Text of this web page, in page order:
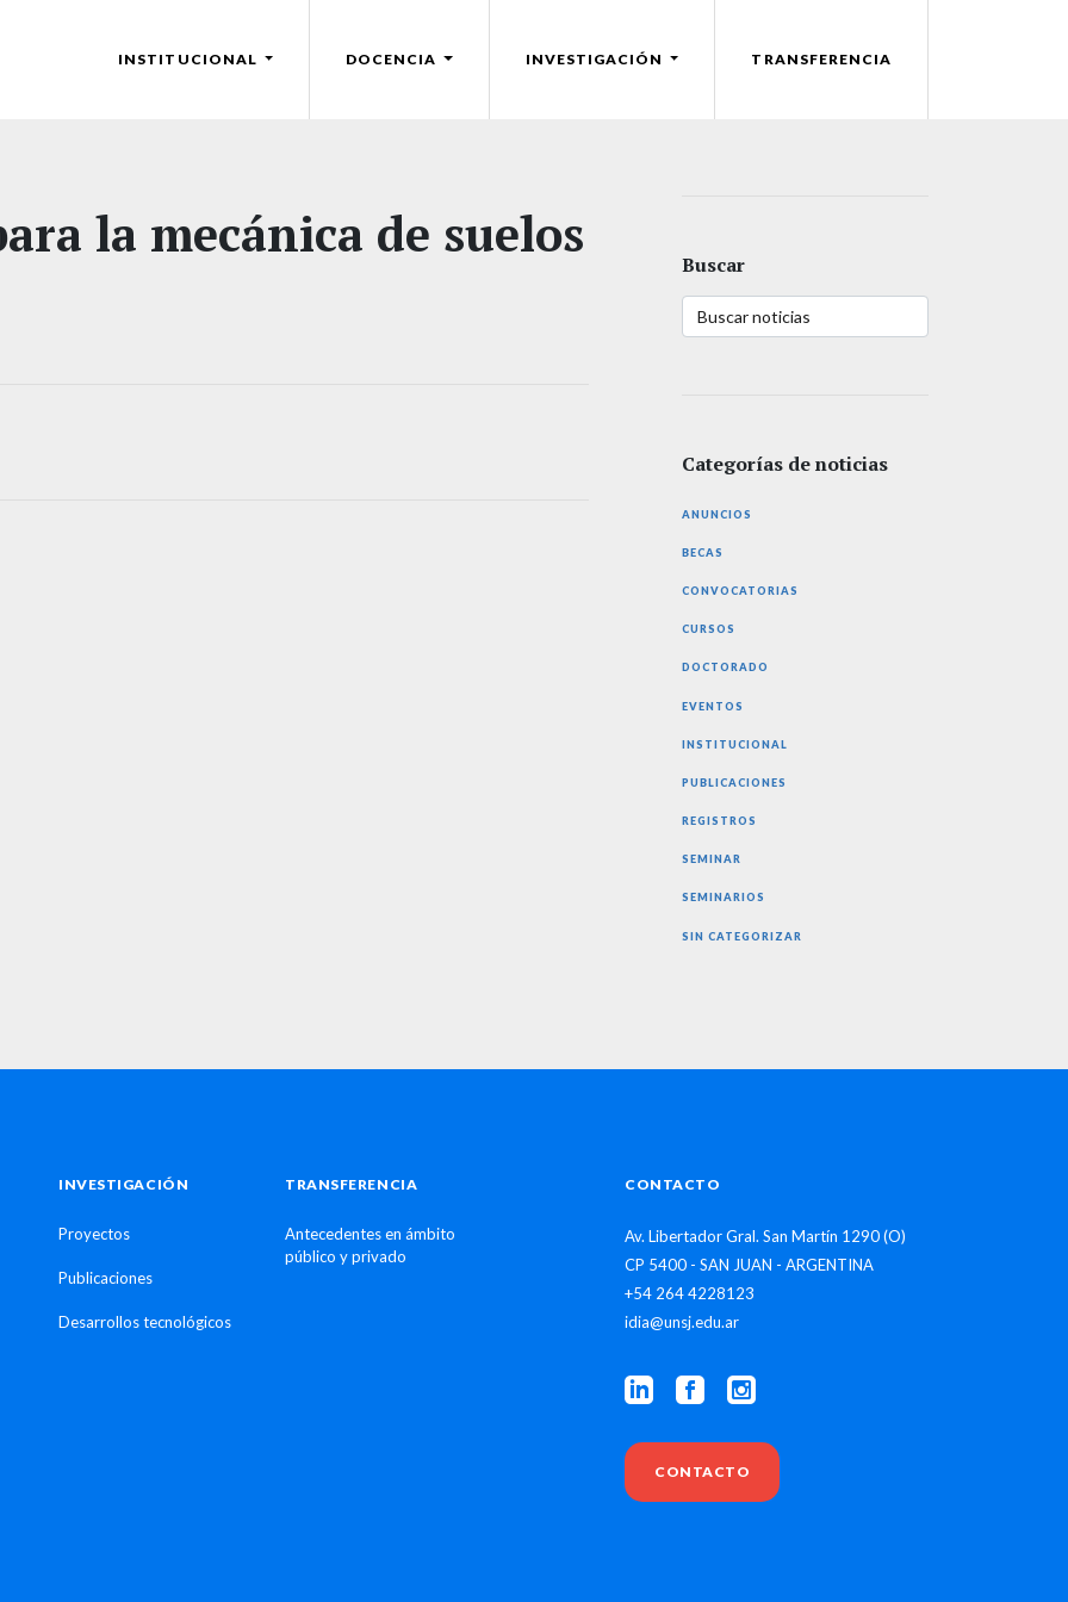
INSTITUCIONAL DOCENCIA INVESTIGACIÓN TRANSFERENCIA
la mecánica de suelos
Buscar
Categorías de noticias
ANUNCIOS
BECAS
CONVOCATORIAS
CURSOS
DOCTORADO
EVENTOS
INSTITUCIONAL
PUBLICACIONES
REGISTROS
SEMINAR
SEMINARIOS
SIN CATEGORIZAR
INVESTIGACIÓN
Proyectos
Publicaciones
Desarrollos tecnológicos
TRANSFERENCIA
Antecedentes en ámbito
público y privado
CONTACTO
Av. Libertador Gral. San Martín 1290 (O)
CP 5400 - SAN JUAN - ARGENTINA
+54 264 4228123
idia@unsj.edu.ar
CONTACTO